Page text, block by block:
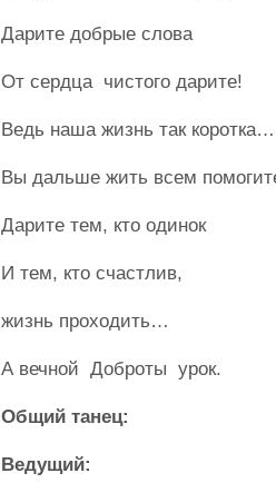
Дарите добрые слова
От сердца чистого дарите!
Ведь наша жизнь так коротка…
Вы дальше жить всем
Дарите тем, кто одинок
И тем, кто счастлив,
жизнь проходить…
А вечной Доброты урок.
Общий танец:
Ведущий: